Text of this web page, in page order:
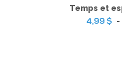
Temps et
4,99 $ -